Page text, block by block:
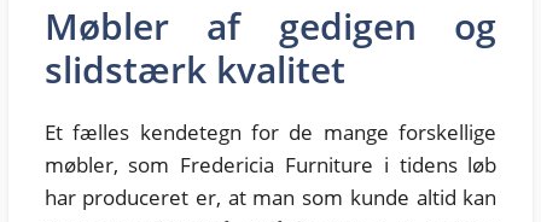
Møbler af gedigen og
slidstærk kvalitet
Et fælles kendetegn for de mange forskellige
møbler, som Fredericia Furniture i tidens løb
har produceret er, at man som kunde altid kan